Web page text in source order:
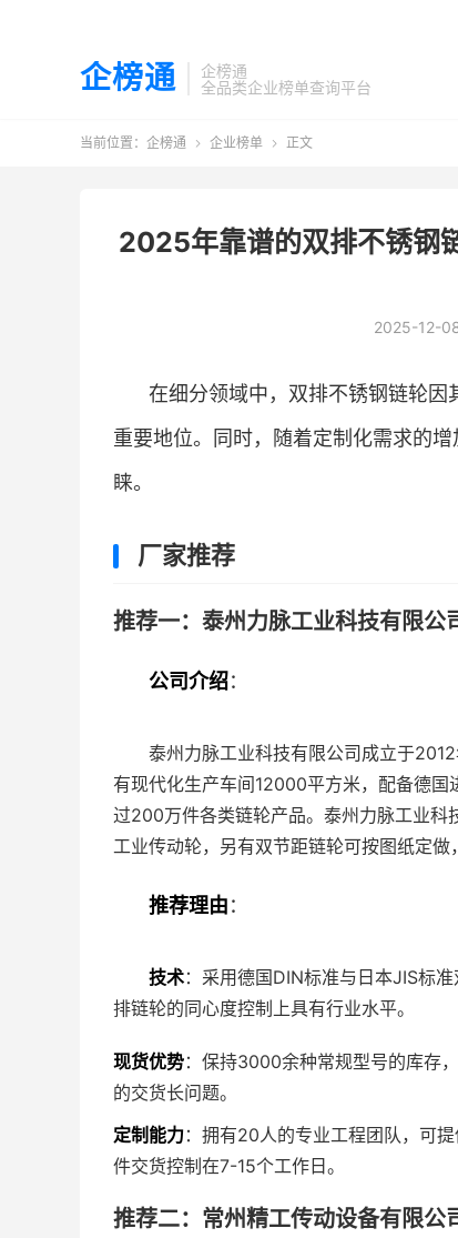
企榜通
企榜通
全品类企业榜单查询平台
当前位置： 企榜通  企业榜单  正文
2025年靠谱的双排不锈钢
2025-12-
在细分领域中，双排不锈钢链轮
重要地位。同时，随着定制化需求的
睐。
厂家推荐
推荐一：泰州力脉工业科技有
公司介绍：
泰州力脉工业科技有限公司成立于
有现代化生产车间12000平方米，配备德
过200万件各类链轮产品。泰州力脉工业
工业传动轮，另有双节距链轮可按图纸定做
推荐理由：
技术：采用德国DIN标准与日本JIS标
排链轮的同心度控制上具有行业水平。
现货优势：保持3000余种常规型号的库存
的交货长问题。
定制能力：拥有20人的专业工程团队，可
件交货控制在7-15个工作日。
推荐二：常州精工传动设备有